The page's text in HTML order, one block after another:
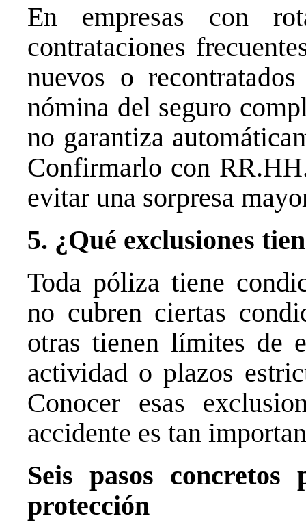
En empresas con
contrataciones
nuevos o
nómina del seguro
no garantiza
Confirmarlo con
evitar una sorpresa
5. ¿Qué exclusiones
Toda póliza tiene
no cubren ciertas
otras tienen límites de
actividad o plazos
Conocer esas
accidente es tan
Seis pasos
protección